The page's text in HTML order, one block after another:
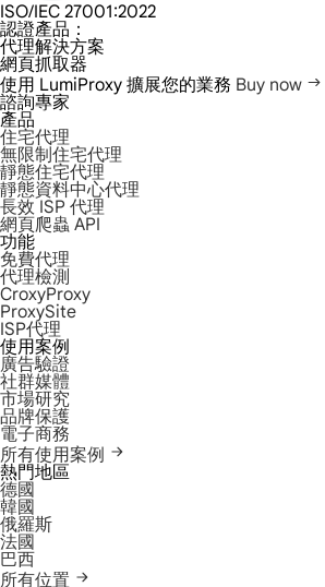
ISO/IEC 27001:2022
認證產品：
代理解決方案
網頁抓取器
使用 LumiProxy 擴展您的業務 Buy now
諮詢專家
產品
住宅代理
無限制住宅代理
靜態住宅代理
靜態資料中心代理
長效 ISP 代理
網頁爬蟲 API
功能
免費代理
代理檢測
CroxyProxy
ProxySite
ISP代理
使用案例
廣告驗證
社群媒體
市場研究
品牌保護
電子商務
所有使用案例
熱門地區
德國
韓國
俄羅斯
法國
巴西
所有位置